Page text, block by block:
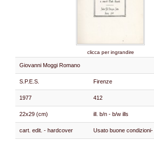
clicca per ingrandire
Giovanni Moggi Romano
S.P.E.S. Firenze
1977 412
22x29 (cm) ill. b/n - b/w ills
cart. edit. - hardcover Usato buone